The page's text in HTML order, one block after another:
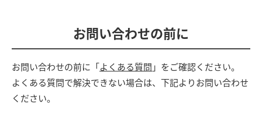
お問い合わせの前に
お問い合わせの前に「よくある質問 」をご確認ください。
よくある質問で解決できない場合は、下記よりお問い合わせ
ください。